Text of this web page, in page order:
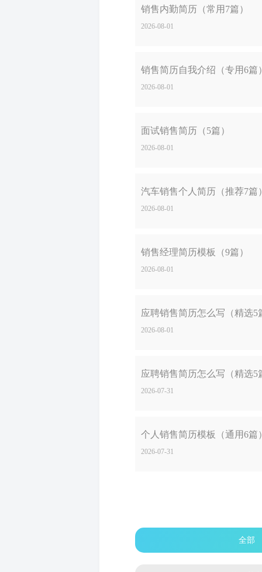
销售内勤简历（常用7篇）
2026-08-01
销售简历自我介绍（专用6篇
2026-08-01
面试销售简历（5篇）
2026-08-01
汽车销售个人简历（推荐7篇
2026-08-01
销售经理简历模板（9篇）
2026-08-01
应聘销售简历怎么写（精选5
2026-08-01
应聘销售简历怎么写（精选5
2026-07-31
个人销售简历模板（通用6篇
2026-07-31
全部